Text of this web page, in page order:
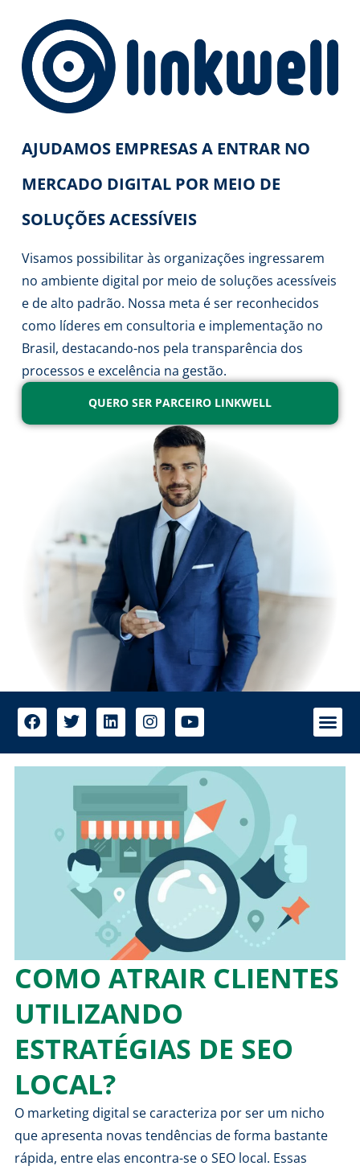
AJUDAMOS EMPRESAS A ENTRAR NO
MERCADO DIGITAL POR MEIO DE
SOLUÇÕES ACESSÍVEIS
Visamos possibilitar às organizações ingressarem
no ambiente digital por meio de soluções acessíveis
e de alto padrão. Nossa meta é ser reconhecidos
como líderes em consultoria e implementação no
Brasil, destacando-nos pela transparência dos
processos e excelência na gestão.
QUERO SER PARCEIRO LINKWELL
COMO ATRAIR CLIENTES
UTILIZANDO
ESTRATÉGIAS DE SEO
LOCAL?
O marketing digital se caracteriza por ser um nicho
que apresenta novas tendências de forma bastante
rápida, entre elas encontra-se o SEO local. Essas